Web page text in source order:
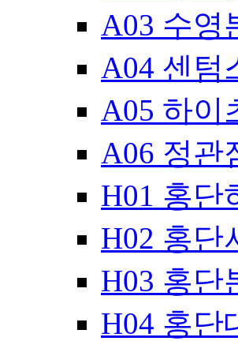
A03 수영
A04 센텀
A05 하이
A06 정관
H01 홍단
H02 홍단
H03 홍단
H04 홍단